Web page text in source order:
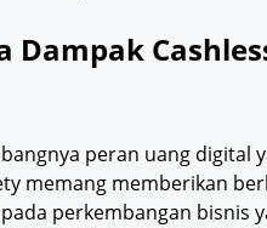
Dampak
peran uang digital
memang memberikan
perkembangan bisnis